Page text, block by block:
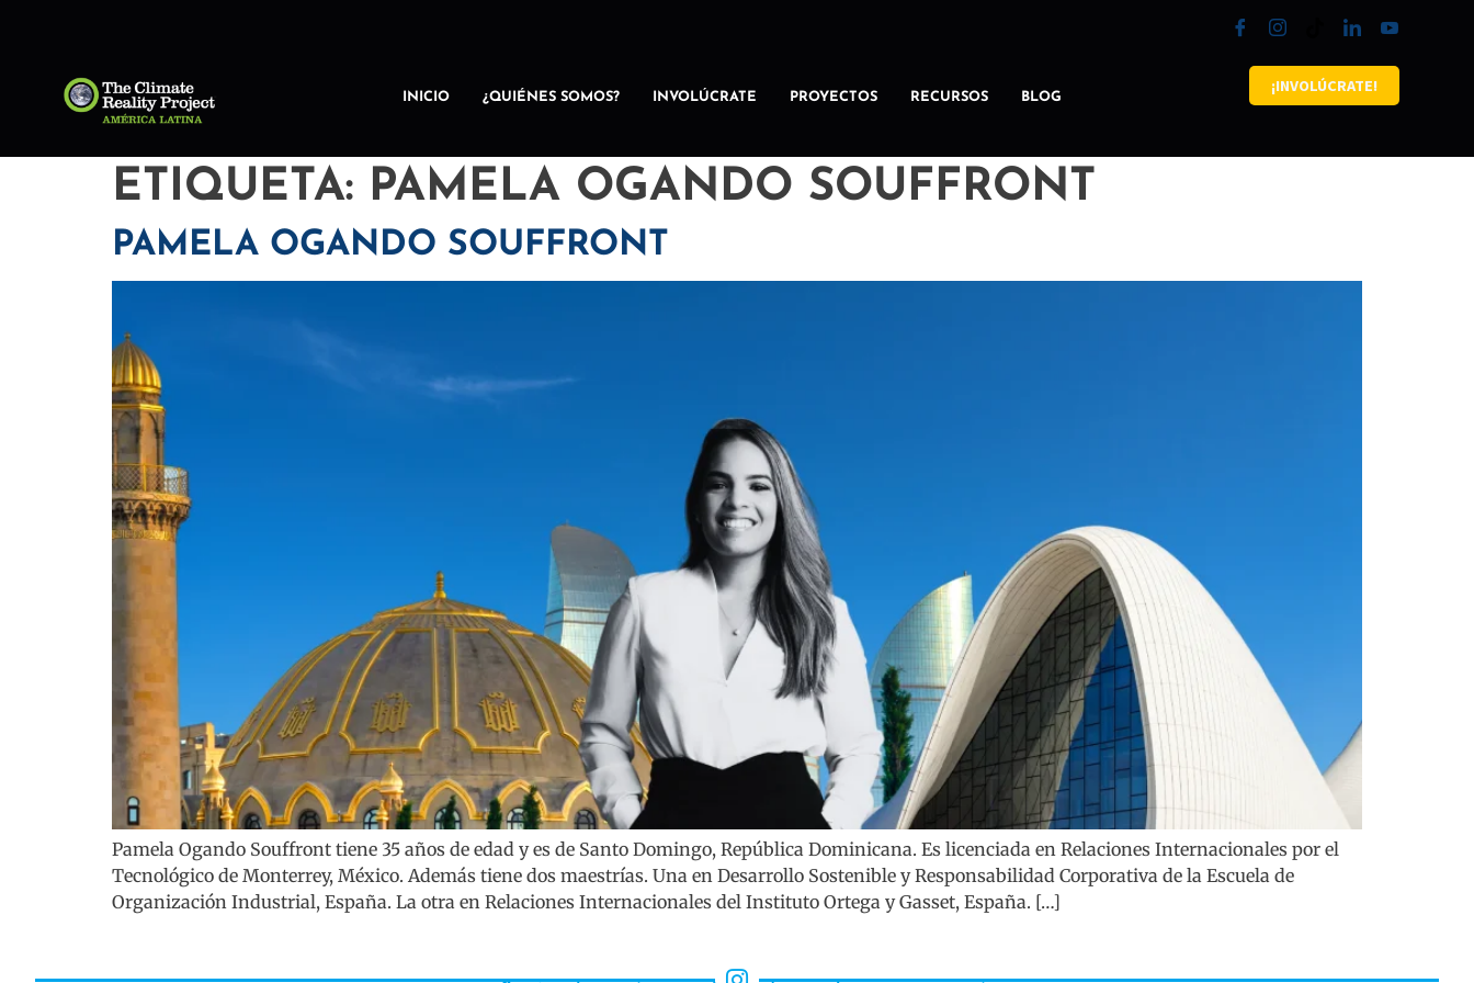
INICIO ¿QUIÉNES SOMOS? INVOLÚCRATE PROYECTOS RECURSOS BLOG
¡INVOLÚCRATE!
ETIQUETA: PAMELA OGANDO SOUFFRONT
PAMELA OGANDO SOUFFRONT
Pamela Ogando Souffront tiene 35 años de edad y es de Santo Domingo, República Dominicana. Es licenciada en Relaciones Internacionales por el
Tecnológico de Monterrey, México. Además tiene dos maestrías. Una en Desarrollo Sostenible y Responsabilidad Corporativa de la Escuela de
Organización Industrial, España. La otra en Relaciones Internacionales del Instituto Ortega y Gasset, España. […]